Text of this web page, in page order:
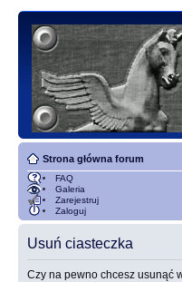
Strona główna forum
FAQ
Galeria
Zarejestruj
Zaloguj
Usuń ciasteczka
Czy na pewno chcesz usunąć